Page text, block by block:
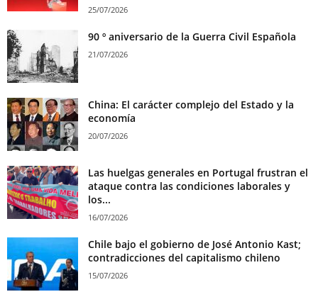
25/07/2026
90 º aniversario de la Guerra Civil Española
21/07/2026
China: El carácter complejo del Estado y la
economía
20/07/2026
Las huelgas generales en Portugal frustran el
ataque contra las condiciones laborales y
los...
16/07/2026
Chile bajo el gobierno de José Antonio Kast;
contradicciones del capitalismo chileno
15/07/2026